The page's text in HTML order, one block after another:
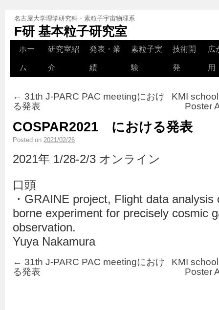
名古屋大学理学研究科・素粒子宇宙物理系
F研 基本粒子研究室
ホー
ム
研究室紹
介
発表・業
績
素粒子実
験
技術開
発
広
用
← 31th J-PARC PAC meetingにおけ
る発表
KMI
Poster
COSPAR2021 における発表
Posted on 2021/02/26
2021年 1/28-2/3 オンライン
口頭
・GRAINE project, Flight data analysis
borne experiment for precisely cosmic
observation.
Yuya Nakamura
← 31th J-PARC PAC meetingにおけ
る発表
KMI
Poster